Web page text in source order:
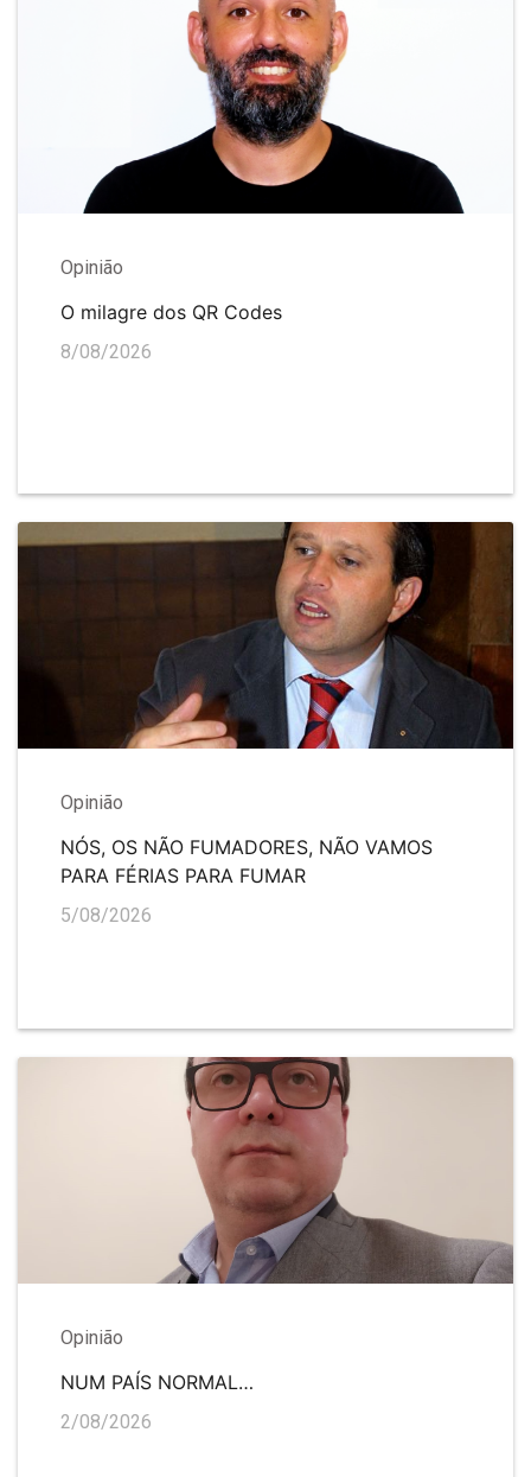
Opinião
O milagre dos QR Codes
8/08/2026
Opinião
NÓS, OS NÃO FUMADORES, NÃO VAMOS
PARA FÉRIAS PARA FUMAR
5/08/2026
Opinião
NUM PAÍS NORMAL…
2/08/2026